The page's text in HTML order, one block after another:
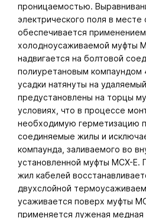
проницаемостью.
электрического поля в
обеспечивается
холодноусаживаемой муфты
надвигается на болтовой
полиуретановым компаундом
усадки натянуты на
предустановлены на торцы
условиях, что в процессе
необходимую герметизацию
соединяемые жилы и
компаунда, заливаемого во
установленной муфты МСХ-Е.
жил кабелей
двухслойной
усаживается поверх муфты
применяется луженая медная